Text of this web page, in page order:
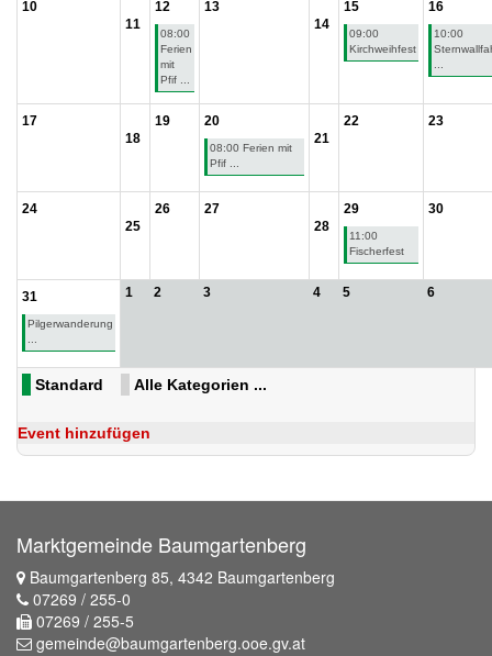
10
11
12
08:00
Ferien
mit
Pfif ...
13
14
15
09:00
Kirchweihfest
16
10:00
...
17
18
19 20
08:00 Ferien mit
Pfif ...
21
22 23
24
25
26
27
28
29
11:00
Fischerfest
30
31
Pilgerwanderung
...
1 2 3 4 5 6
Standard Alle Kategorien ...
Event hinzufügen
Marktgemeinde Baumgartenberg
Baumgartenberg 85, 4342 Baumgartenberg
07269 / 255-0
07269 / 255-5
gemeinde@baumgartenberg.ooe.gv.at